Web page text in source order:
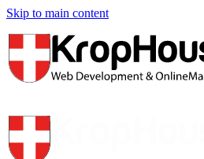
Skip to main content